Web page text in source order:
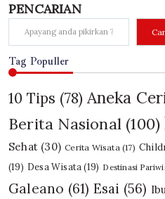
PENCARIAN
Tag Populler
10 Tips (78) Aneka
Berita Nasional (100)
Sehat (30) Cerita Wisata(17)
(19) Desa Wisata (19) Destinasi
Galeano (61) Esai (56)